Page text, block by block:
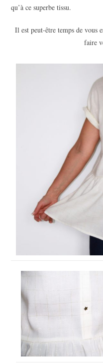
qu’à ce superbe tissu.
Il est peut-être temps de vous
faire